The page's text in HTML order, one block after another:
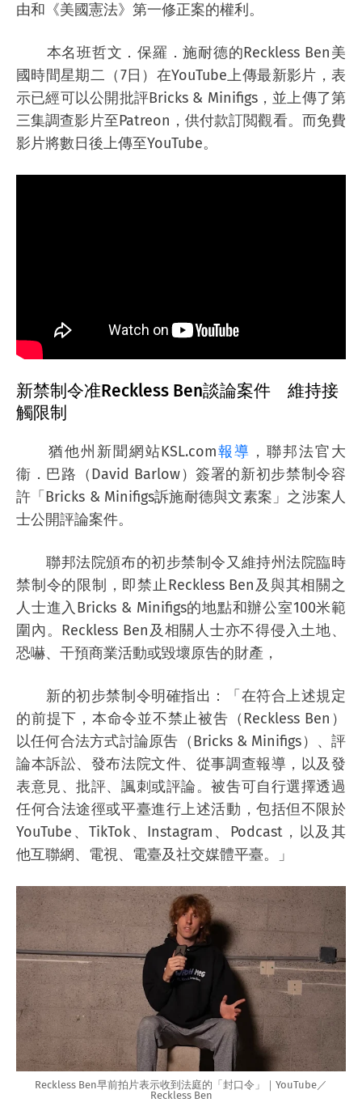
由和《美國憲法》第一修正案的權利。
本名班哲文．保羅．施耐德的Reckless Ben美
國時間星期二（7日）在YouTube上傳最新影片，表
示已經可以公開批評Bricks & Minifigs，並上傳了第
三集調查影片至Patreon，供付款訂閲觀看。而免費
影片將數日後上傳至YouTube。
新禁制令准Reckless Ben談論案件 維持接
觸限制
猶他州新聞網站KSL.com報導 ，聯邦法官大
衞．巴路（David Barlow）簽署的新初步禁制令容
許「Bricks & Minifigs訴施耐德與文素案」之涉案人
士公開評論案件。
聯邦法院頒布的初步禁制令又維持州法院臨時
禁制令的限制，即禁止Reckless Ben及與其相關之
人士進入Bricks & Minifigs的地點和辦公室100米範
圍內。Reckless Ben及相關人士亦不得侵入土地、
恐嚇、干預商業活動或毀壞原吿的財產，
新的初步禁制令明確指出：「在符合上述規定
的前提下，本命令並不禁止被吿（Reckless Ben）
以任何合法方式討論原吿（Bricks & Minifigs）、評
論本訴訟、發布法院文件、從事調查報導，以及發
表意見、批評、諷刺或評論。被吿可自行選擇透過
任何合法途徑或平臺進行上述活動，包括但不限於
YouTube、TikTok、Instagram、Podcast，以及其
他互聯網、電視、電臺及社交媒體平臺。」
Reckless Ben早前拍片表示收到法庭的「封口令」｜YouTube／
Reckless Ben